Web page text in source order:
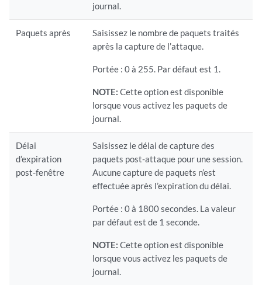
journal.
Paquets après
Saisissez le nombre de paquets traités
après la capture de l’attaque.
Portée : 0 à 255. Par défaut est 1.
NOTE: Cette option est disponible
lorsque vous activez les paquets de
journal.
Délai
d’expiration
post-fenêtre
Saisissez le délai de capture des
paquets post-attaque pour une session.
Aucune capture de paquets n’est
effectuée après l’expiration du délai.
Portée : 0 à 1800 secondes. La valeur
par défaut est de 1 seconde.
NOTE: Cette option est disponible
lorsque vous activez les paquets de
journal.